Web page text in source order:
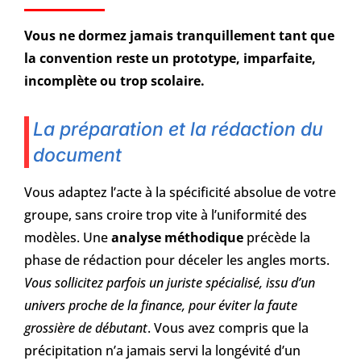
Vous ne dormez jamais tranquillement tant que
la convention reste un prototype, imparfaite,
incomplète ou trop scolaire.
La préparation et la rédaction du
document
Vous adaptez l’acte à la spécificité absolue de votre
groupe, sans croire trop vite à l’uniformité des
modèles. Uneanalyse méthodique précède la
phase de rédaction pour déceler les angles morts.
Vous sollicitez parfois un juriste spécialisé, issu d’un
univers proche de la finance, pour éviter la faute
grossière de débutant. Vous avez compris que la
précipitation n’a jamais servi la longévité d’un